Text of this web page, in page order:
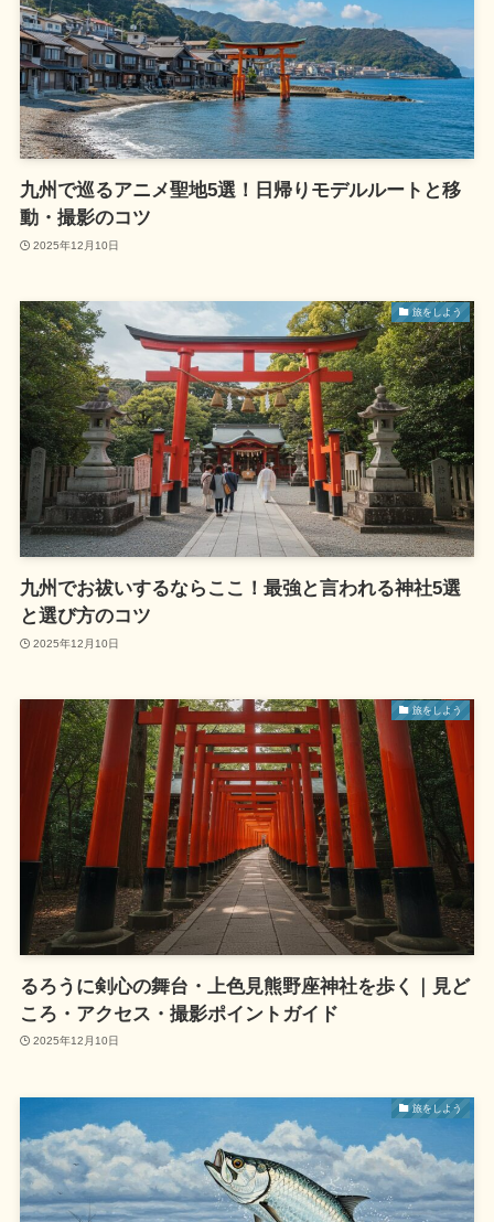
九州で巡るアニメ聖地5選！日帰りモデルルートと移
動・撮影のコツ
2025年12月10日
旅をしよう
九州でお祓いするならここ！最強と言われる神社5選
と選び方のコツ
2025年12月10日
旅をしよう
るろうに剣心の舞台・上色見熊野座神社を歩く｜見ど
ころ・アクセス・撮影ポイントガイド
2025年12月10日
旅をしよう